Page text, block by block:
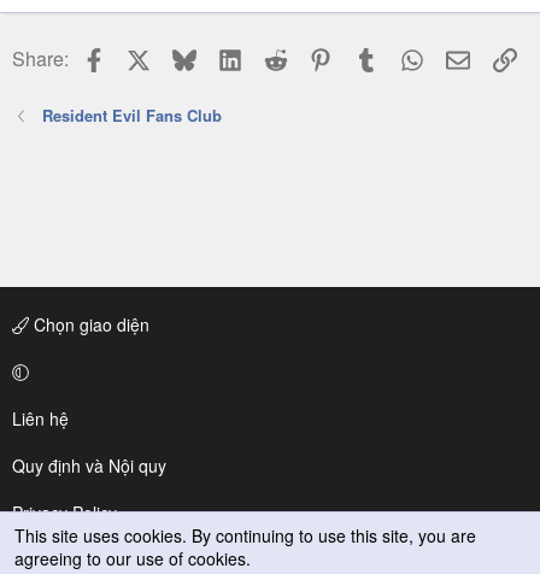
Share: Facebook BlueskyLinkedIn
Reddit PinterestTumblr WhatsApp
Email
Resident Evil Fans Club
Chọn giao diện
Liên hệ
Quy định và Nội quy
Privacy Policy
Trợ giúp
This site uses cookies. By continuing to use this site, you are
agreeing to our use of cookies.